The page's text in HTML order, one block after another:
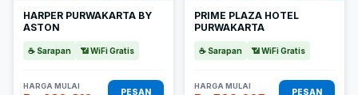
HARPER PURWAKARTA BY
ASTON
☕ Sarapan 📶 WiFi Gratis
HARGA MULAI
PESAN
PRIME PLAZA HOTEL
PURWAKARTA
☕ Sarapan 📶 WiFi Gratis
HARGA MULAI
PESAN